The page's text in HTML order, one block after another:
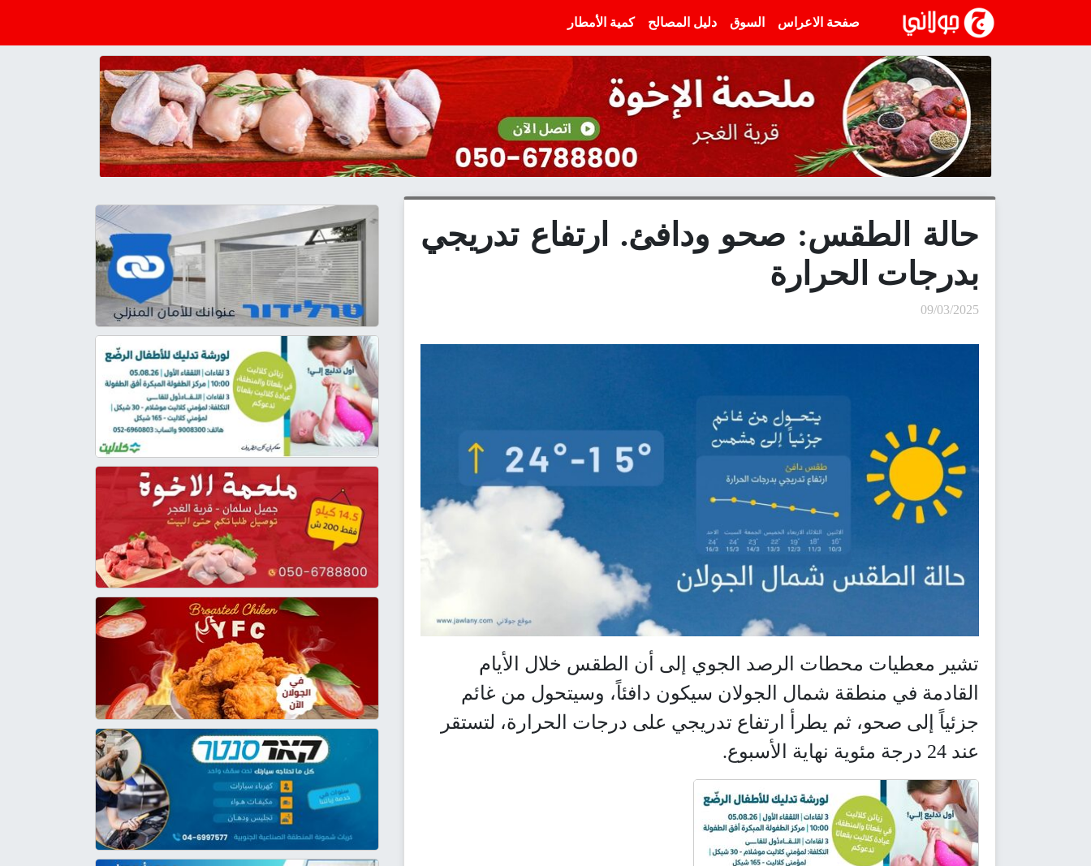
صفحة الاعراس
السوق دليل المصالح كمية الأمطار
حالة الطقس: صحو ودافئ. ارتفاع تدريجي
بدرجات الحرارة
09/03/2025
تشير معطيات محطات الرصد الجوي إلى أن الطقس خلال الأيام
القادمة في منطقة شمال الجولان سيكون دافئاً، وسيتحول من غائم
جزئياً إلى صحو، ثم يطرأ ارتفاع تدريجي على درجات الحرارة، لتستقر
عند 24 درجة مئوية نهاية الأسبوع.